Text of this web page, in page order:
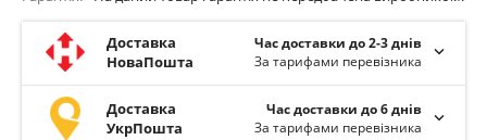
Доставка
НоваПошта
Час доставки до 2-3 днів
За тарифами перевізника
Доставка
УкрПошта
Час доставки до 6 днів
За тарифами перевізника